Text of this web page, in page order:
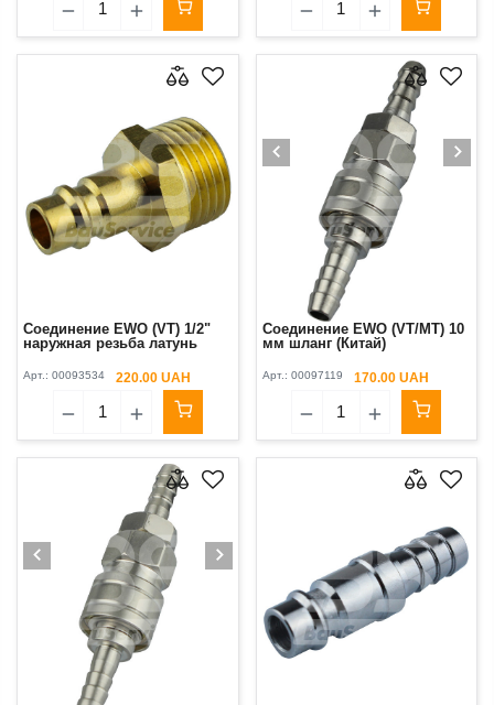
Соединение EWO (VT) 1/2"
наружная резьба латунь
Арт.: 00093534 220.00 UAH
Соединение EWO (VT/MT) 10
мм шланг (Китай)
Арт.: 00097119 170.00 UAH